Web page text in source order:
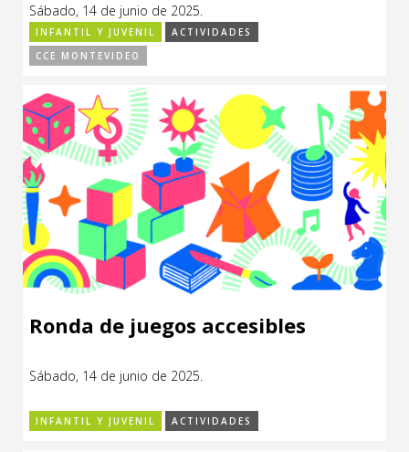
Sábado, 14 de junio de 2025.
INFANTIL Y JUVENIL
ACTIVIDADES
CCE MONTEVIDEO
Ronda de juegos accesibles
Sábado, 14 de junio de 2025.
INFANTIL Y JUVENIL ACTIVIDADES